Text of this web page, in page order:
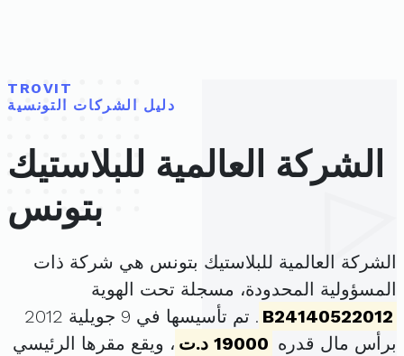
TROVIT
دليل الشركات التونسية
الشركة العالمية للبلاستيك
بتونس
الشركة العالمية للبلاستيك بتونس هي شركة ذات
المسؤولية المحدودة، مسجلة تحت الهوية
B24140522012
. تم تأسيسها في 9 جويلية 2012
برأس مال قدره 19000 د.ت
، ويقع مقرها الرئيسي